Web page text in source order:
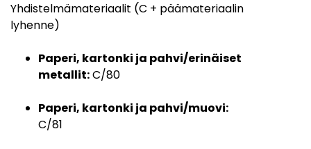
Yhdistelmämateriaalit (C + päämateriaalin
lyhenne)
Paperi, kartonki ja pahvi/erinäiset
metallit:C/80
Paperi, kartonki ja pahvi/muovi:
C/81